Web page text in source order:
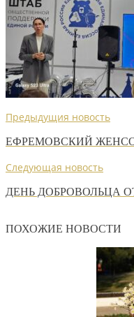
Предыдущия новость
ЕФРЕМОВСКИЙ
Следующая новость
ДЕНЬ ДОБРОВОЛЬЦА
ПОХОЖИЕ НОВОСТИ